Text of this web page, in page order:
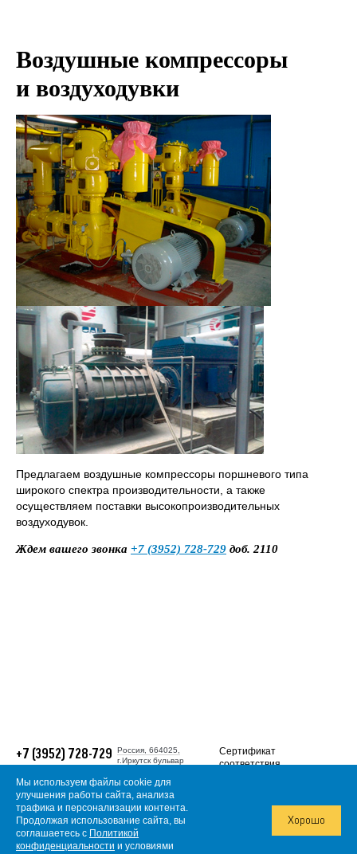
Воздушные компрессоры
и воздуходувки
Предлагаем воздушные компрессоры поршневого типа
широкого спектра производительности, а также
осуществляем поставки высокопроизводительных
воздуходувок.
Ждем вашего звонка +7 (3952) 728-729 доб. 2110
+7 (3952) 728-729
Многоканальный
Россия, 664025,
г.Иркутск бульвар
gold@irgiredmet.ru
© 2026, АО
«Иргиредмет»
Политика в отношении
обработки
Сертификат
соответствия
Мы используем файлы cookie для
улучшения работы сайта, анализа
трафика и персонализации контента.
Продолжая использование сайта, вы
соглашаетесь с Политикой
конфиденциальности и условиями
Хорошо